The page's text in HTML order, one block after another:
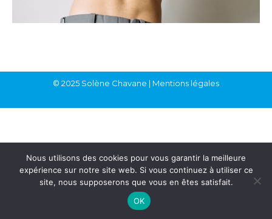
© 2025 Solène Chavane | Mentions légales
Nous utilisons des cookies pour vous garantir la meilleure
expérience sur notre site web. Si vous continuez à utiliser ce
site, nous supposerons que vous en êtes satisfait.
OK